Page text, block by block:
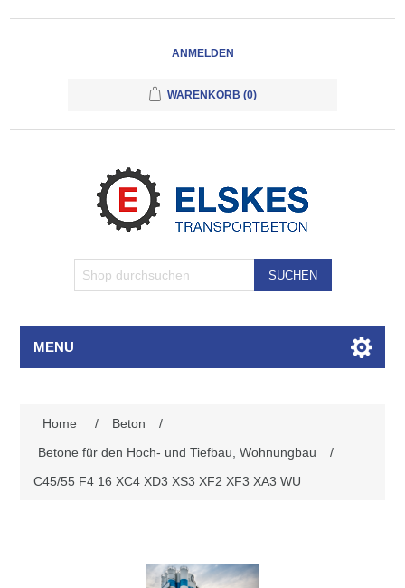
ANMELDEN
WARENKORB (0)
SUCHEN
MENU
Home / Beton
/
Betone für den Hoch- und Tiefbau, Wohnungbau
/
C45/55 F4 16 XC4 XD3 XS3 XF2 XF3 XA3 WU